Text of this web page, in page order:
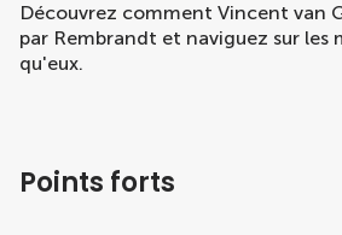
Découvrez comment Vincent van
par Rembrandt et naviguez sur les
qu'eux.
Points forts